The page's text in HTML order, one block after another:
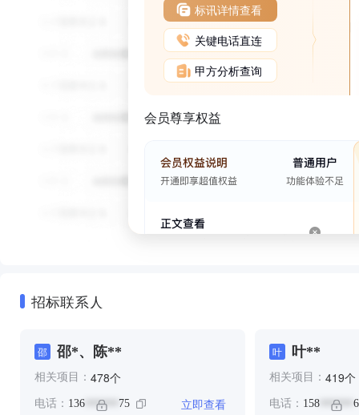
标讯详情查看
关键电话直连
甲方分析查询
会员尊享权益
招标联系人
邵 邵*、陈**
相关项目： 478个
电话： 136 ****** 75 立即查看
叶 叶**
相关项目： 419个
电话： 158******